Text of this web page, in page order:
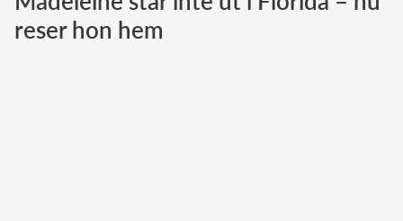
Norska kungahuset
reser hon hem